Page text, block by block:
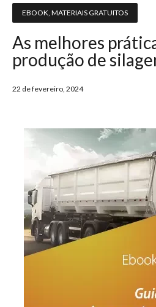
EBOOK MATERIAIS GRATUITOS
As melhores
produção de
22 de fevereiro, 2024